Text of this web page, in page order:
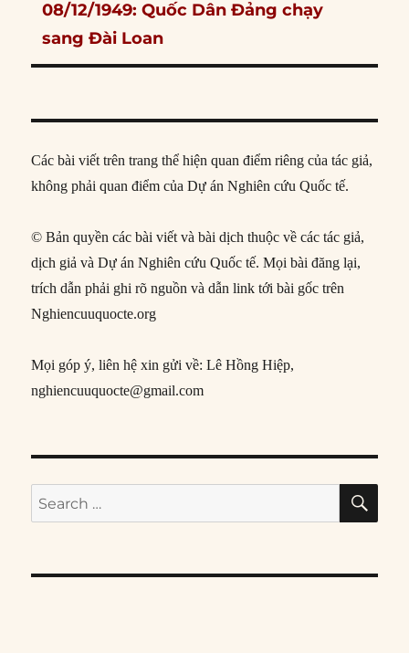
Next
post:
08/12/1949: Quốc Dân Đảng chạy
sang Đài Loan
Các bài viết trên trang thể hiện quan điểm riêng của tác giả,
không phải quan điểm của Dự án Nghiên cứu Quốc tế.
© Bản quyền các bài viết và bài dịch thuộc về các tác giả,
dịch giả và Dự án Nghiên cứu Quốc tế. Mọi bài đăng lại,
trích dẫn phải ghi rõ nguồn và dẫn link tới bài gốc trên
Nghiencuuquocte.org
Mọi góp ý, liên hệ xin gửi về: Lê Hồng Hiệp,
nghiencuuquocte@gmail.com
Search
for: